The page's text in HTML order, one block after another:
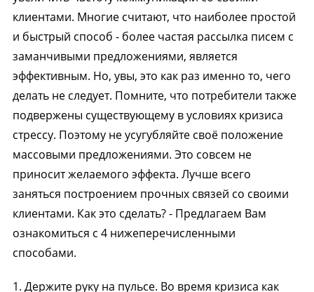
клиентами. Многие считают, что наиболее простой
и быстрый способ - более частая рассылка писем с
заманчивыми предложениями, является
эффективным. Но, увы, это как раз именно то, чего
делать не следует. Помните, что потребители также
подвержены существующему в условиях кризиса
стрессу. Поэтому не усугубляйте своё положение
массовыми предложениями. Это совсем не
приносит желаемого эффекта. Лучше всего
заняться построением прочных связей со своими
клиентами. Как это сделать? - Предлагаем Вам
ознакомиться с 4 нижеперечисленными
способами.
1. Держите руку на пульсе. Во время кризиса как